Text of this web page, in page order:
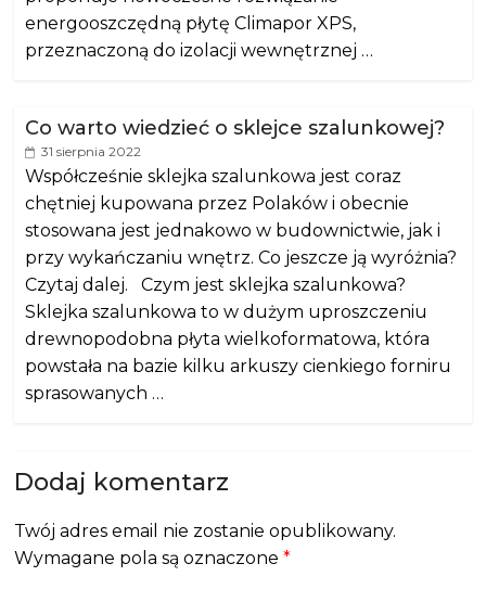
energooszczędną płytę Climapor XPS,
przeznaczoną do izolacji wewnętrznej …
Co warto wiedzieć o sklejce szalunkowej?
31 sierpnia 2022
Współcześnie sklejka szalunkowa jest coraz
chętniej kupowana przez Polaków i obecnie
stosowana jest jednakowo w budownictwie, jak i
przy wykańczaniu wnętrz. Co jeszcze ją wyróżnia?
Czytaj dalej. Czym jest sklejka szalunkowa?
Sklejka szalunkowa to w dużym uproszczeniu
drewnopodobna płyta wielkoformatowa, która
powstała na bazie kilku arkuszy cienkiego forniru
sprasowanych …
Dodaj komentarz
Twój adres email nie zostanie opublikowany.
Wymagane pola są oznaczone*